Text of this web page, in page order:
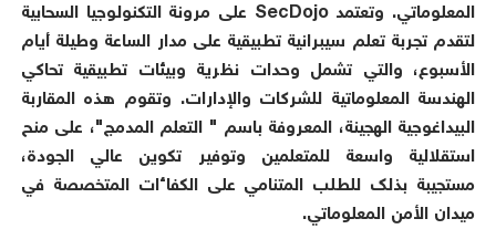
المعلوماتي. وتعتمد SecDojo على مرونة التكنولوجيا السحابية
لتقدم تجربة تعلم سيبرانية تطبيقية على مدار الساعة وطيلة أيام
الأسبوع، والتي تشمل وحدات نظرية وبيئات تطبيقية تحاكي
الهندسة المعلوماتية للشركات والإدارات. وتقوم هذه المقاربة
البيداغوجية الهجينة، المعروفة باسم " التعلم المدمج"، على منح
استقلالية واسعة للمتعلمين وتوفير تكوين عالي الجودة،
مستجيبة بذلك للطلب المتنامي على الكفاءات المتخصصة في
ميدان الأمن المعلوماتي.